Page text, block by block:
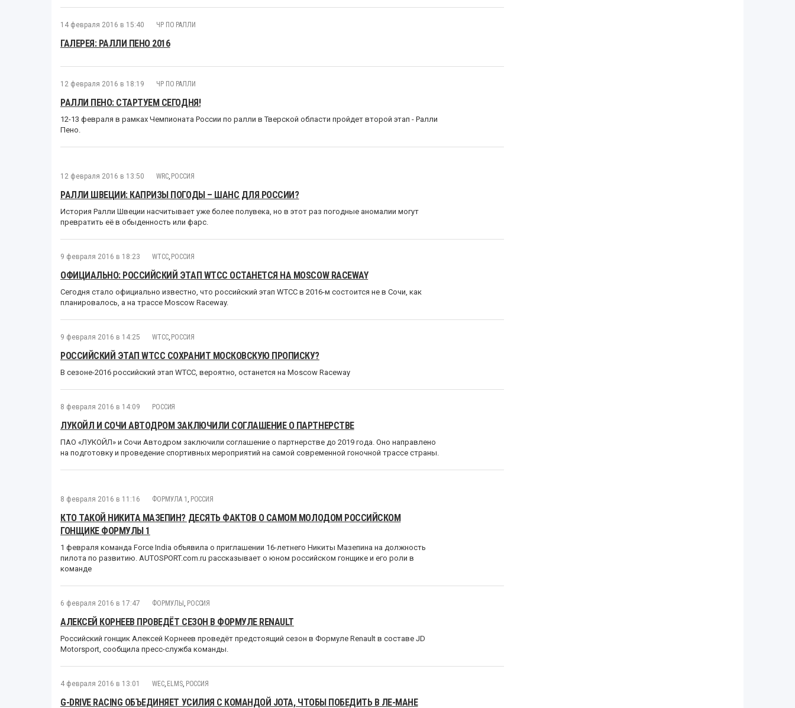
14 февраля 2016 в 15:40 ЧР ПО РАЛЛИ
ГАЛЕРЕЯ: РАЛЛИ ПЕНО 2016
12 февраля 2016 в 18:19 ЧР ПО РАЛЛИ
РАЛЛИ ПЕНО: СТАРТУЕМ СЕГОДНЯ!
12-13 февраля в рамках Чемпионата России по ралли в Тверской области пройдет второй этап - Ралли
Пено.
12 февраля 2016 в 13:50 WRC, РОССИЯ
РАЛЛИ ШВЕЦИИ: КАПРИЗЫ ПОГОДЫ – ШАНС ДЛЯ РОССИИ?
История Ралли Швеции насчитывает уже более полувека, но в этот раз погодные аномалии могут
превратить её в обыденность или фарс.
9 февраля 2016 в 18:23 WTCC, РОССИЯ
ОФИЦИАЛЬНО: РОССИЙСКИЙ ЭТАП WTCC ОСТАНЕТСЯ НА MOSCOW RACEWAY
Сегодня стало официально известно, что российский этап WTCC в 2016-м состоится не в Сочи, как
планировалось, а на трассе Moscow Raceway.
9 февраля 2016 в 14:25 WTCC, РОССИЯ
РОССИЙСКИЙ ЭТАП WTCC СОХРАНИТ МОСКОВСКУЮ ПРОПИСКУ?
В сезоне-2016 российский этап WTCC, вероятно, останется на Moscow Raceway
8 февраля 2016 в 14:09 РОССИЯ
ЛУКОЙЛ И СОЧИ АВТОДРОМ ЗАКЛЮЧИЛИ СОГЛАШЕНИЕ О ПАРТНЕРСТВЕ
ПАО «ЛУКОЙЛ» и Сочи Автодром заключили соглашение о партнерстве до 2019 года. Оно направлено
на подготовку и проведение спортивных мероприятий на самой современной гоночной трассе страны.
8 февраля 2016 в 11:16 ФОРМУЛА 1 РОССИЯ
КТО ТАКОЙ НИКИТА МАЗЕПИН? ДЕСЯТЬ ФАКТОВ О САМОМ МОЛОДОМ РОССИЙСКОМ
ГОНЩИКЕ ФОРМУЛЫ 1
1 февраля команда Force India объявила о приглашении 16-летнего Никиты Мазепина на должность
пилота по развитию. AUTOSPORT.com.ru рассказывает о юном российском гонщике и его роли в
команде
6 февраля 2016 в 17:47 ФОРМУЛЫ РОССИЯ
АЛЕКСЕЙ КОРНЕЕВ ПРОВЕДЁТ СЕЗОН В ФОРМУЛЕ RENAULT
Российский гонщик Алексей Корнеев проведёт предстоящий сезон в Формуле Renault в составе JD
Motorsport, сообщила пресс-служба команды.
4 февраля 2016 в 13:01 WEC, ELMS, РОССИЯ
G-DRIVE RACING ОБЪЕДИНЯЕТ УСИЛИЯ С КОМАНДОЙ JOTA, ЧТОБЫ ПОБЕДИТЬ В ЛЕ-МАНЕ